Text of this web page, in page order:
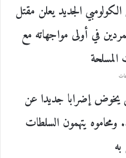
الجديد يعلن مقتل
في أولى مواجهاته مع
المسلحة
يخوض إضرابا جديدا عن
ومحاموه يتهمون السلطات
به